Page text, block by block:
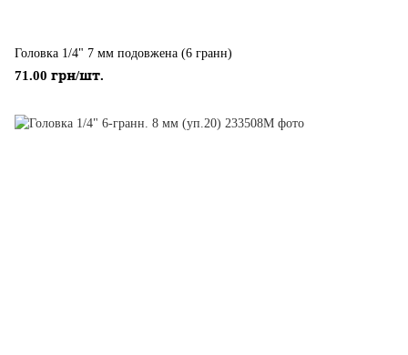
Головка 1/4" 7 мм подовжена (6 гранн)
71.00 грн/шт.